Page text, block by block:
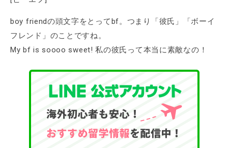
boy friendの頭文字をとってbf。つまり「彼氏」「ボーイ
フレンド」のことですね。
My bf is soooo sweet! 私の彼氏って本当に素敵なの！